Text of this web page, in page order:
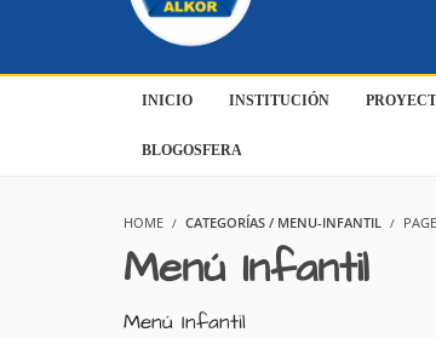
INICIO INSTITUCIÓN
BLOGOSFERA
HOME CATEGORÍAS / MENU-INFANTIL
Menú Infantil
Menú Infantil